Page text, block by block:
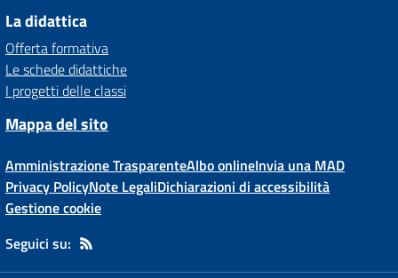
La didattica
Offerta formativa
Le schede didattiche
I progetti delle classi
Mappa del sito
Amministrazione TrasparenteAlbo onlineInvia una MAD
Privacy PolicyNote LegaliDichiarazioni di accessibilità
Gestione cookie
Seguici su: